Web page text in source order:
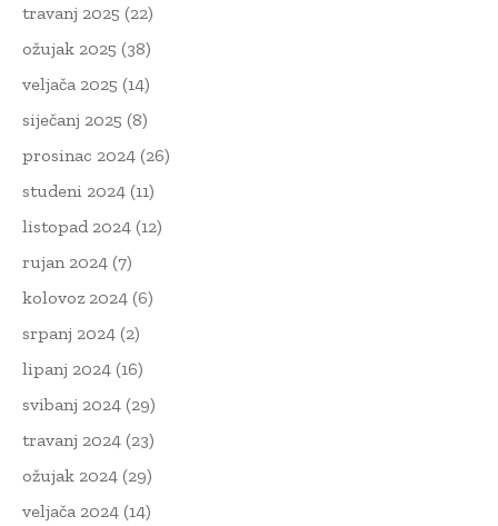
travanj 2025 (22)
ožujak 2025 (38)
veljača 2025 (14)
siječanj 2025 (8)
prosinac 2024 (26)
studeni 2024 (11)
listopad 2024 (12)
rujan 2024 (7)
kolovoz 2024 (6)
srpanj 2024 (2)
lipanj 2024 (16)
svibanj 2024 (29)
travanj 2024 (23)
ožujak 2024 (29)
veljača 2024 (14)